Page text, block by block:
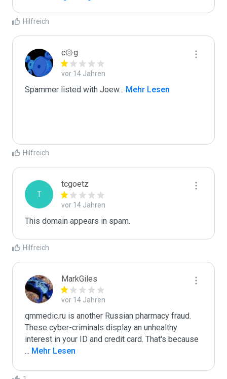
Hilfreich
c۞g
vor 14 Jahren
Spammer listed with Joew... Mehr Lesen
Hilfreich
T
tcgoetz
vor 14 Jahren
This domain appears in spam.
Hilfreich
MarkGiles
vor 14 Jahren
qmmedic.ru is another Russian pharmacy fraud.
These cyber-criminals display an unhealthy
... Mehr Lesen